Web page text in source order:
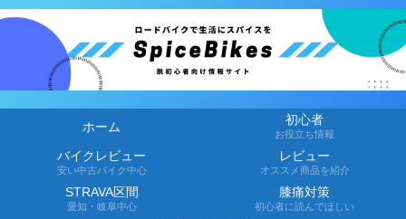
ホーム 初心者
お役立ち情報
バイクレビュー
安い中古バイク中心
レビュー
オススメ商品を紹介
STRAVA区間
愛知・岐阜中心
膝痛対策
初心者に読んでほしい